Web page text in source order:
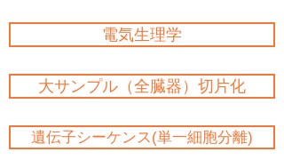
電気生理学
大サンプル（全臓器）切片化
遺伝子シーケンス(単一細胞分離)